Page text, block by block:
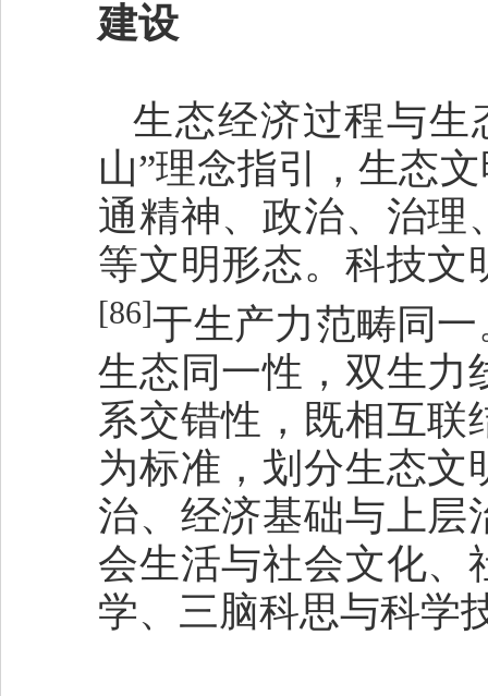
建设
生态经济过程与生
山”理念指引，生态
通精神、政治、治理
等文明形态。科技文
[86]于生产力范畴同
生态同一性，双生力
系交错性，既相互联
为标准，划分生态文
治、经济基础与上层
会生活与社会文化、
学、三脑科思与科学